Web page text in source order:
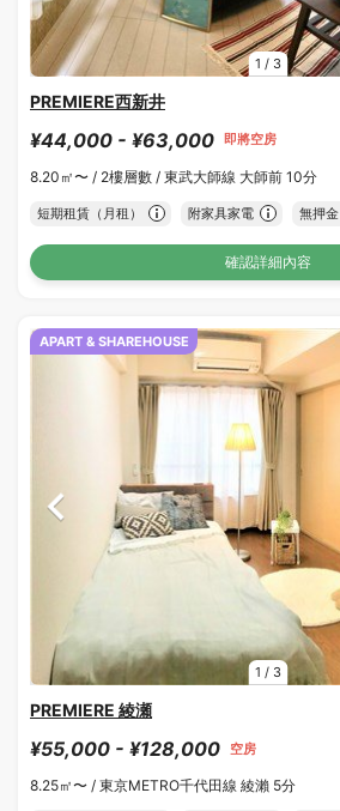
1 / 3
PREMIERE西新井
¥44,000 - ¥63,000 即將空房
8.20㎡〜 / 2樓層數 / 東武大師線 大師前 10分
短期租賃（月租） 附家具家電 無押金
確認詳細內容
1 / 3
APART & SHAREHOUSE
PREMIERE 綾瀬
¥55,000 - ¥128,000 空房
8.25㎡〜 / 東京METRO千代田線 綾瀨 5分